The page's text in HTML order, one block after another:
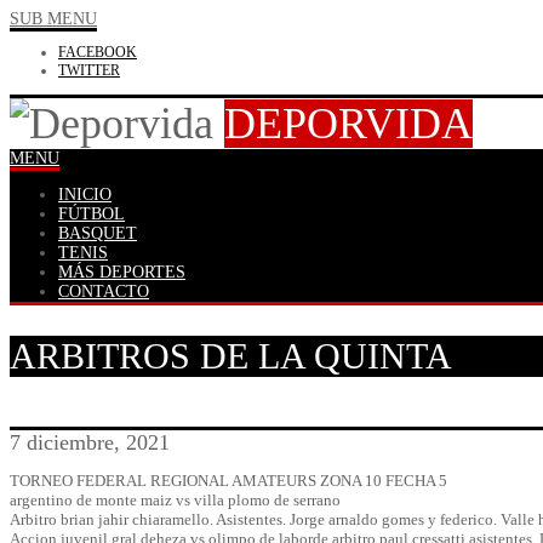
SUB MENU
FACEBOOK
TWITTER
DEPORVIDA
MENU
INICIO
FÚTBOL
BASQUET
TENIS
MÁS DEPORTES
CONTACTO
ARBITROS DE LA QUINTA
7 diciembre, 2021
TORNEO FEDERAL REGIONAL AMATEURS ZONA 10 FECHA 5
argentino de monte maiz vs villa plomo de serrano
Arbitro brian jahir chiaramello. Asistentes. Jorge arnaldo gomes y federico. Valle
Accion juvenil gral deheza vs olimpo de laborde arbitro paul cressatti